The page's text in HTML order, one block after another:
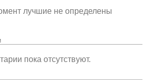
лучшие не определены
пока отсутствуют.